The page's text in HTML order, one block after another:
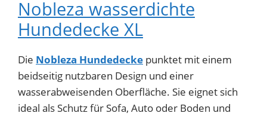
Nobleza wasserdichte
Hundedecke XL
Die Nobleza Hundedecke punktet mit einem
beidseitig nutzbaren Design und einer
wasserabweisenden Oberfläche. Sie eignet sich
ideal als Schutz für Sofa, Auto oder Boden und